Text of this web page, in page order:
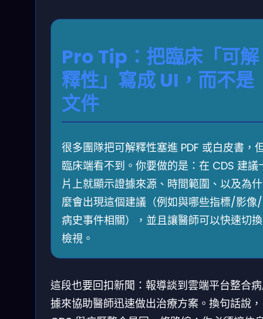
Pro Tip：把臨床「可解
釋性」寫成 UI，而不是
文件
很多團隊把可解釋性塞進 PDF 或白皮書，
臨床端看不到。你要做的是：在 CDS 建議
片上就顯示證據來源、時間範圍、以及為什
麼會出現這個建議（例如與哪些指標/影像/
病史事件相關），並且讓醫師可以快速切換
檢視。
這段也要回扣新聞：報導談到雲端平台整合
據來協助醫師迅速做出治療方案。換句話說，